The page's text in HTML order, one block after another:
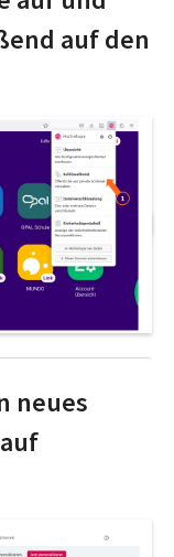
auf den
neues